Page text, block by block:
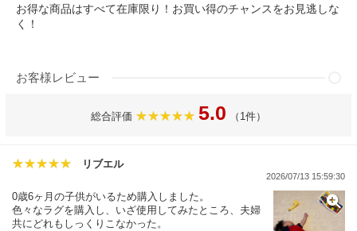
お得な商品はすべて在庫限り！お買い得のチャンスをお見逃しな
く！
お客様レビュー
総合評価 5.0 （1件）
リブエル
2026/07/13 15:59:30
0歳6ヶ月の子供がいるため購入しました。
色々なラグを購入し、いざ使用してみたところ、夫婦
共にどれもしっくりこなかった。